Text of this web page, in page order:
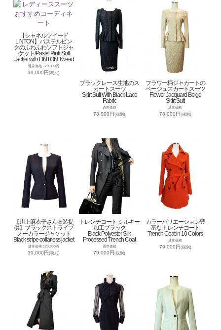
【シャネルツイード
LINTON】パステルピン
クのふわふわソフトジャ
ケット/Pastel Pink Soft
Jacket with LINTON Tweed
通常価格 120,000円
39,000円(税別)
ブラックレース生地のス
カートスーツ
Skirt Suit With Black Lace
Fabric
通常価格
78,000円(税別)
フラワー柄ジャカートの
ベージュスカートスーツ
Flower Jacquard Beige
Skirt Suit
通常価格
78,000円(税別)
【川上麻衣子さん衣装提
供】ブラックストライプ
ノーカラージャケット
Black stripe collarless jacket
通常価格 120,000円
39,000円(税別)
トレンチコート シルキー
加工ブラック
Black Polyester Silk
Processed Trench Coat
通常価格
79,000円(税別)
カラーバリエーション豊
富なトレンチコート
Trench Coat in 10 Colors
通常価格
79,000円(税別)